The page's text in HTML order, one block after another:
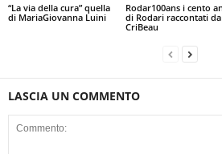
“La via della cura” quella
di MariaGiovanna Luini
Rodar100ans i cento
di Rodari raccontati da
CriBeau
LASCIA UN COMMENTO